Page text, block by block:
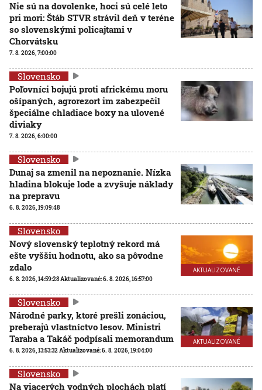
Nie sú na dovolenke, hoci sú celé leto
pri mori: Štáb STVR strávil deň v teréne
so slovenskými policajtami v
Chorvátsku
7. 8. 2026, 7:00:00
Slovensko
Poľovníci bojujú proti africkému moru
ošípaných, agrorezort im zabezpečil
špeciálne chladiace boxy na ulovené
diviaky
7. 8. 2026, 6:00:00
Slovensko
Dunaj sa zmenil na nepoznanie. Nízka
hladina blokuje lode a zvyšuje náklady
na prepravu
6. 8. 2026, 19:09:48
AKTUALIZOVANÉ
Slovensko
Nový slovenský teplotný rekord má
ešte vyššiu hodnotu, ako sa pôvodne
zdalo
6. 8. 2026, 14:59:28Aktualizované:6. 8. 2026, 16:57:00
AKTUALIZOVANÉ
Slovensko
Národné parky, ktoré prešli zonáciou,
preberajú vlastníctvo lesov. Ministri
Taraba a Takáč podpísali memorandum
6. 8. 2026, 13:53:32Aktualizované:6. 8. 2026, 19:04:00
Slovensko
Na viacerých vodných plochách platí